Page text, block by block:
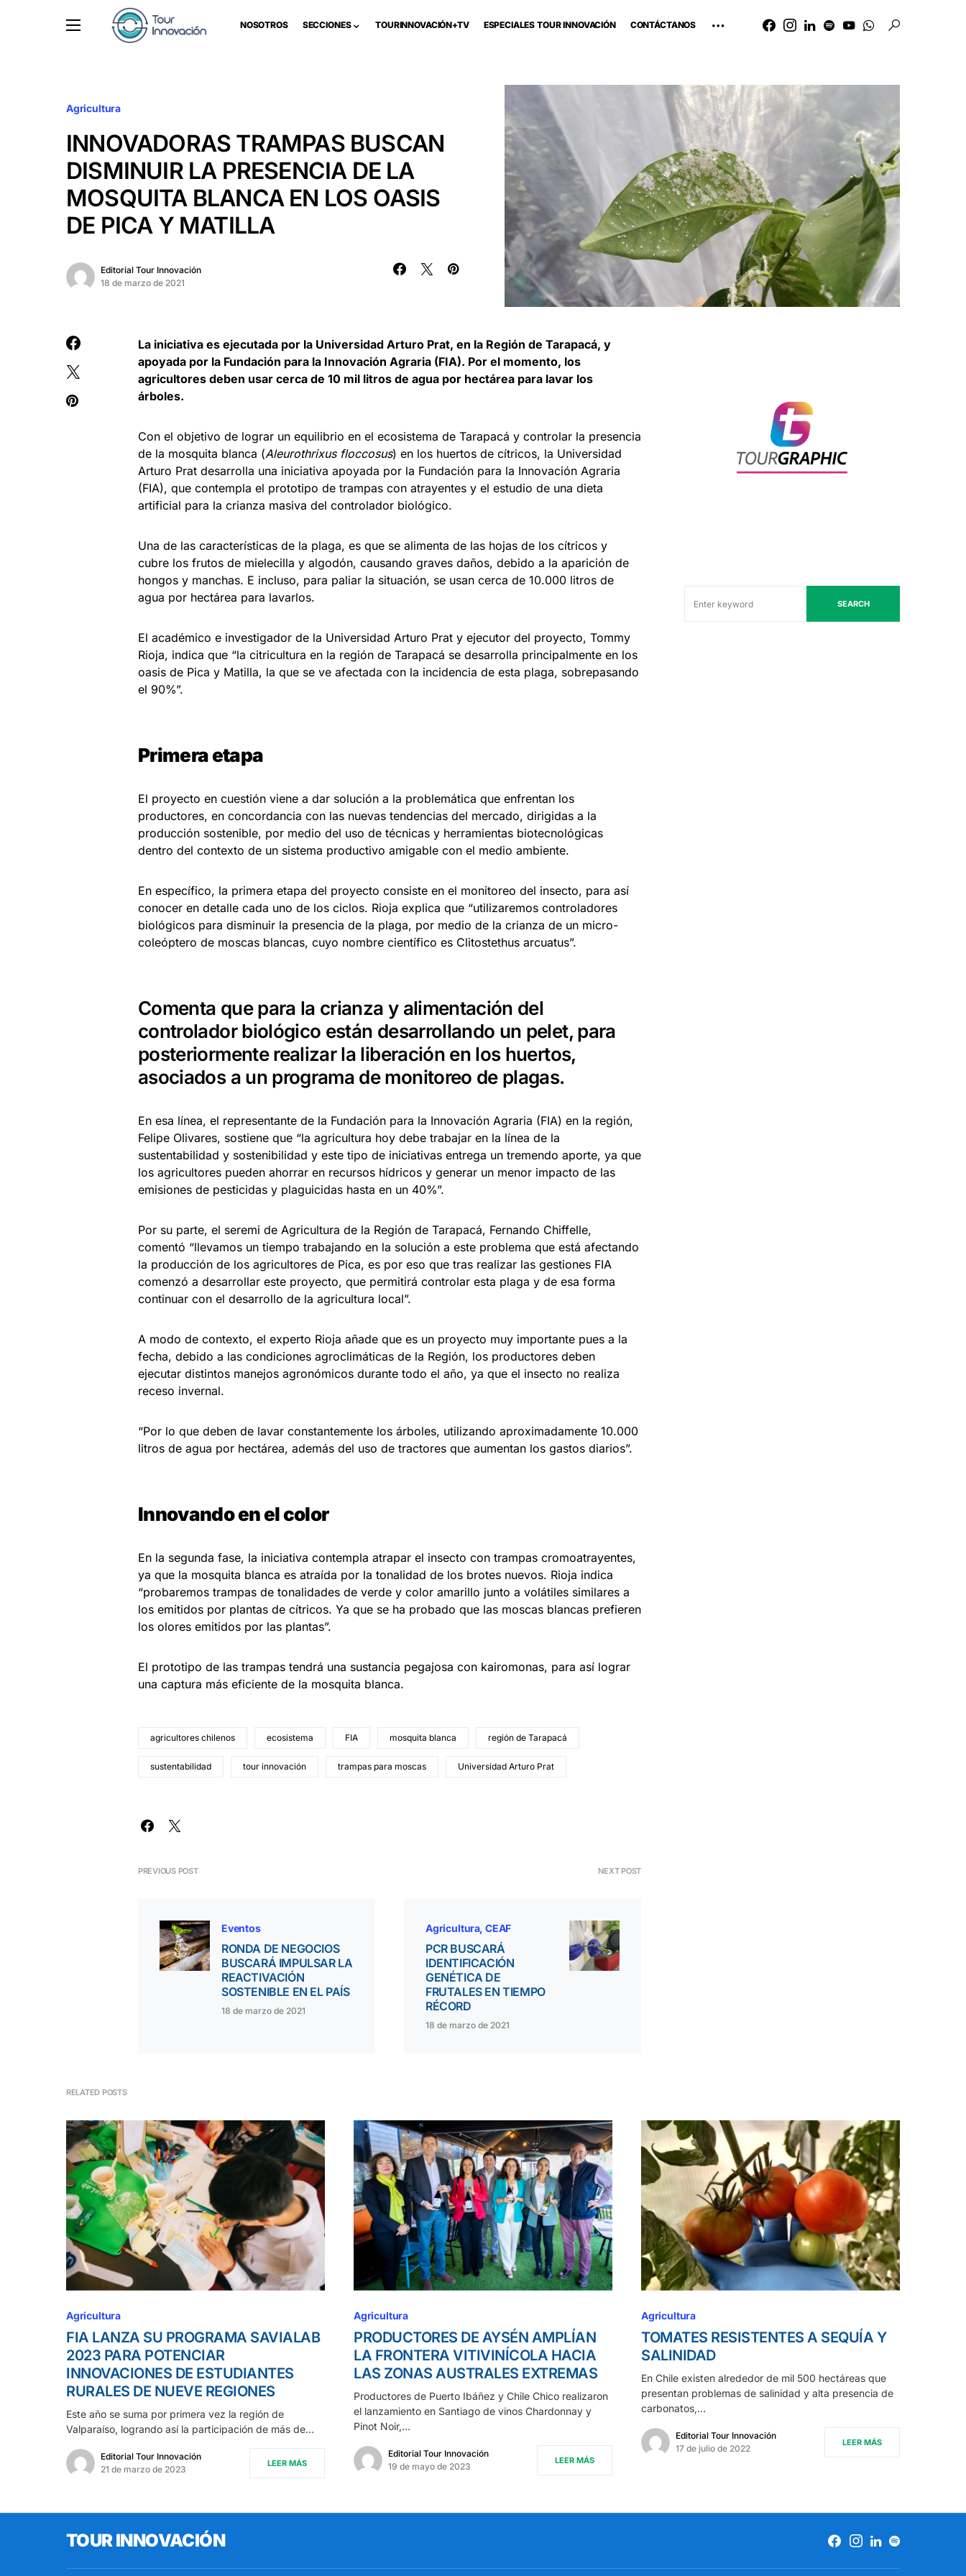
NOSOTROS SECCIONES TOURINNOVACIÓN+TV ESPECIALES TOUR INNOVACIÓN CONTÁCTANOS
Agricultura
INNOVADORAS TRAMPAS BUSCAN
DISMINUIR LA PRESENCIA DE LA
MOSQUITA BLANCA EN LOS OASIS
DE PICA Y MATILLA
Editorial Tour Innovación
18 de marzo de 2021
La iniciativa es ejecutada por la Universidad Arturo Prat, en la Región de Tarapacá, y
apoyada por la Fundación para la Innovación Agraria (FIA). Por el momento, los
agricultores deben usar cerca de 10 mil litros de agua por hectárea para lavar los
árboles.
Con el objetivo de lograr un equilibrio en el ecosistema de Tarapacá y controlar la presencia
de la mosquita blanca (Aleurothrixus floccosus) en los huertos de cítricos, la Universidad
Arturo Prat desarrolla una iniciativa apoyada por la Fundación para la Innovación Agraria
(FIA), que contempla el prototipo de trampas con atrayentes y el estudio de una dieta
artificial para la crianza masiva del controlador biológico.
Una de las características de la plaga, es que se alimenta de las hojas de los cítricos y
cubre los frutos de mielecilla y algodón, causando graves daños, debido a la aparición de
hongos y manchas. E incluso, para paliar la situación, se usan cerca de 10.000 litros de
agua por hectárea para lavarlos.
El académico e investigador de la Universidad Arturo Prat y ejecutor del proyecto, Tommy
Rioja, indica que “la citricultura en la región de Tarapacá se desarrolla principalmente en los
oasis de Pica y Matilla, la que se ve afectada con la incidencia de esta plaga, sobrepasando
el 90%”.
Primera etapa
El proyecto en cuestión viene a dar solución a la problemática que enfrentan los
productores, en concordancia con las nuevas tendencias del mercado, dirigidas a la
producción sostenible, por medio del uso de técnicas y herramientas biotecnológicas
dentro del contexto de un sistema productivo amigable con el medio ambiente.
En específico, la primera etapa del proyecto consiste en el monitoreo del insecto, para así
conocer en detalle cada uno de los ciclos. Rioja explica que “utilizaremos controladores
biológicos para disminuir la presencia de la plaga, por medio de la crianza de un micro-
coleóptero de moscas blancas, cuyo nombre científico es Clitostethus arcuatus”.
Comenta que para la crianza y alimentación del
controlador biológico están desarrollando un pelet, para
posteriormente realizar la liberación en los huertos,
asociados a un programa de monitoreo de plagas.
En esa línea, el representante de la Fundación para la Innovación Agraria (FIA) en la región,
Felipe Olivares, sostiene que “la agricultura hoy debe trabajar en la línea de la
sustentabilidad y sostenibilidad y este tipo de iniciativas entrega un tremendo aporte, ya que
los agricultores pueden ahorrar en recursos hídricos y generar un menor impacto de las
emisiones de pesticidas y plaguicidas hasta en un 40%”.
Por su parte, el seremi de Agricultura de la Región de Tarapacá, Fernando Chiffelle,
comentó “llevamos un tiempo trabajando en la solución a este problema que está afectando
la producción de los agricultores de Pica, es por eso que tras realizar las gestiones FIA
comenzó a desarrollar este proyecto, que permitirá controlar esta plaga y de esa forma
continuar con el desarrollo de la agricultura local”.
A modo de contexto, el experto Rioja añade que es un proyecto muy importante pues a la
fecha, debido a las condiciones agroclimáticas de la Región, los productores deben
ejecutar distintos manejos agronómicos durante todo el año, ya que el insecto no realiza
receso invernal.
“Por lo que deben de lavar constantemente los árboles, utilizando aproximadamente 10.000
litros de agua por hectárea, además del uso de tractores que aumentan los gastos diarios”.
Innovando en el color
En la segunda fase, la iniciativa contempla atrapar el insecto con trampas cromoatrayentes,
ya que la mosquita blanca es atraída por la tonalidad de los brotes nuevos. Rioja indica
“probaremos trampas de tonalidades de verde y color amarillo junto a volátiles similares a
los emitidos por plantas de cítricos. Ya que se ha probado que las moscas blancas prefieren
los olores emitidos por las plantas”.
El prototipo de las trampas tendrá una sustancia pegajosa con kairomonas, para así lograr
una captura más eficiente de la mosquita blanca.
agricultores chilenos ecosistema FIA mosquita blanca región de Tarapacá
sustentabilidad tour innovación trampas para moscas Universidad Arturo Prat
PREVIOUS POST
Eventos
RONDA DE NEGOCIOS
BUSCARÁ IMPULSAR LA
REACTIVACIÓN
SOSTENIBLE EN EL PAÍS
18 de marzo de 2021
NEXT POST
Agricultura CEAF
PCR BUSCARÁ
IDENTIFICACIÓN
GENÉTICA DE
FRUTALES EN TIEMPO
RÉCORD
18 de marzo de 2021
SEARCH
RELATED POSTS
Agricultura
FIA LANZA SU PROGRAMA SAVIALAB
2023 PARA POTENCIAR
INNOVACIONES DE ESTUDIANTES
RURALES DE NUEVE REGIONES
Este año se suma por primera vez la región de
Valparaíso, logrando así la participación de más de…
Editorial Tour Innovación
21 de marzo de 2023
LEER MÁS
Agricultura
PRODUCTORES DE AYSÉN AMPLÍAN
LA FRONTERA VITIVINÍCOLA HACIA
LAS ZONAS AUSTRALES EXTREMAS
Productores de Puerto Ibáñez y Chile Chico realizaron
el lanzamiento en Santiago de vinos Chardonnay y
Pinot Noir,…
Editorial Tour Innovación
19 de mayo de 2023
LEER MÁS
Agricultura
TOMATES RESISTENTES A SEQUÍA Y
SALINIDAD
En Chile existen alrededor de mil 500 hectáreas que
presentan problemas de salinidad y alta presencia de
carbonatos,…
Editorial Tour Innovación
17 de julio de 2022
LEER MÁS
TOUR INNOVACIÓN